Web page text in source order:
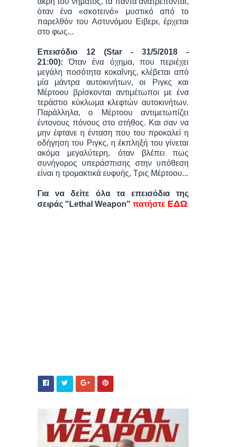
όταν ένα «σκοτεινό» μυστικό από το
παρελθόν του Αστυνόμου Ειβερι, έρχεται
στο φως...
Επεισόδιο 12 (Star - 31/5/2018 -
21:00): Όταν ένα όχημα, που περιέχει
μεγάλη ποσότητα κοκαΐνης, κλέβεται από
μία μάντρα αυτοκινήτων, οι Ριγκς και
Μέρτοου βρίσκονται αντιμέτωποι με ένα
τεράστιο κύκλωμα κλεφτών αυτοκινήτων.
Παράλληλα, ο Μέρτοου αντιμετωπίζει
έντονους πόνους στο στήθος. Και σαν να
μην έφτανε η ένταση που του προκαλεί η
οδήγηση του Ριγκς, η έκπληξή του γίνεται
ακόμα μεγαλύτερη, όταν βλέπει πως
συνήγορος υπεράσπισης στην υπόθεση
είναι η τρομακτικά ευφυής, Τρις Μέρτοου...
Για να δείτε όλα τα επεισόδια της
σειράς "Lethal Weapon" πατήστε ΕΔΩ